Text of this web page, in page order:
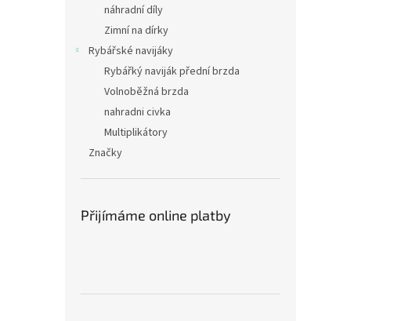
náhradní díly
Zimní na dírky
Rybářské navijáky
Rybářký naviják přední brzda
Volnoběžná brzda
nahradni civka
Multiplikátory
Značky
Přijímáme online platby